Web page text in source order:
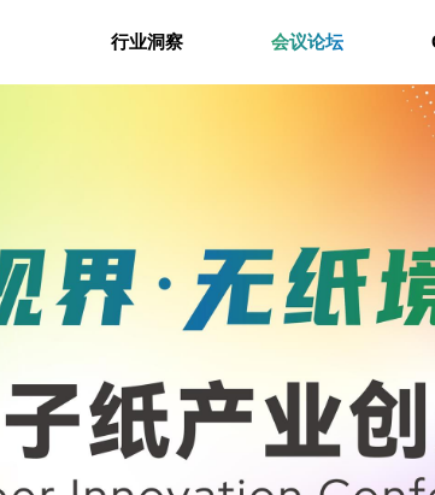
行业洞察 会议论坛